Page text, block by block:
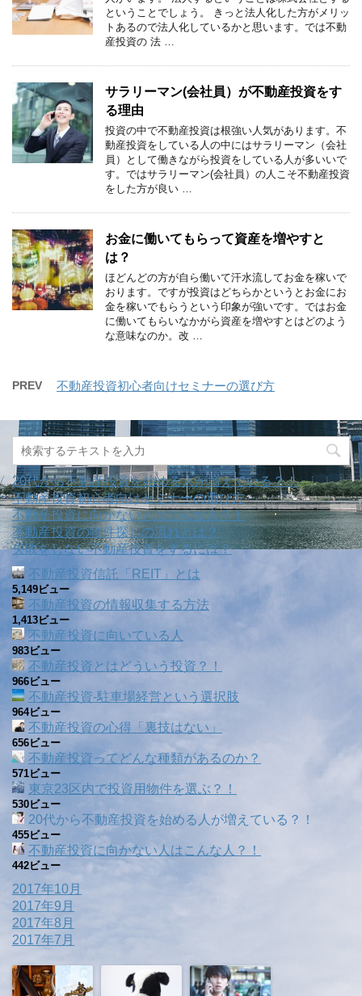
ということでしょう。 きっと法人化した方がメリッ
トあるので法人化しているかと思います。では不動
産投資の 法 …
サラリーマン(会社員）が不動産投資をす
る理由
投資の中で不動産投資は根強い人気があります。不
動産投資をしている人の中にはサラリーマン（会社
員）として働きながら投資をしている人が多いいで
す。ではサラリーマン(会社員）の人こそ不動産投資
をした方が良い …
お金に働いてもらって資産を増やすと
は？
ほどんどの方が自ら働いて汗水流してお金を稼いで
おります。ですが投資はどちらかというとお金にお
金を稼いでもらうという印象が強いです。ではお金
に働いてもらいなかがら資産を増やすとはどのよう
な意味なのか。改 …
PREV 不動産投資初心者向けセミナーの選び方
20代から不動産投資を始める人が増えている？！
不動産投資初心者向けセミナーの選び方
不動産投資に向かない人はこんな人？！
不動産投資の物件探しの流れとは？
失敗をしない不動産投資をするには？
不動産投資信託「REIT」とは
5,149ビュー
不動産投資の情報収集する方法
1,413ビュー
不動産投資に向いている人
983ビュー
不動産投資とはどういう投資？！
966ビュー
不動産投資‐駐車場経営という選択肢
964ビュー
不動産投資の心得「裏技はない」
656ビュー
不動産投資ってどんな種類があるのか？
571ビュー
東京23区内で投資用物件を選ぶ？！
530ビュー
20代から不動産投資を始める人が増えている？！
455ビュー
不動産投資に向かない人はこんな人？！
442ビュー
2017年10月
2017年9月
2017年8月
2017年7月